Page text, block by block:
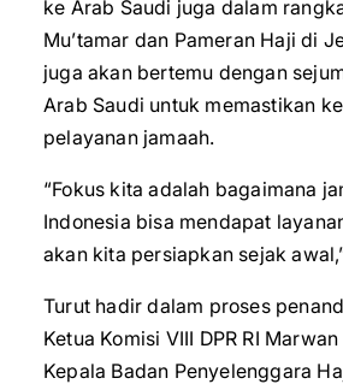
ke Arab Saudi juga dalam
Mu’tamar dan Pameran Haji di
juga akan bertemu dengan
Arab Saudi untuk memastikan
pelayanan jamaah.
“Fokus kita adalah bagaimana
Indonesia bisa mendapat
akan kita persiapkan sejak
Turut hadir dalam proses
Ketua Komisi VIII DPR RI
Kepala Badan Penyelenggara